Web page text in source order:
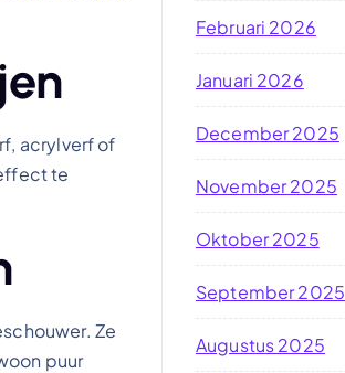
acrylverf of
te
Ze
puur
Februari 2026
Januari 2026
December 2025
November 2025
Oktober 2025
September 2025
Augustus 2025